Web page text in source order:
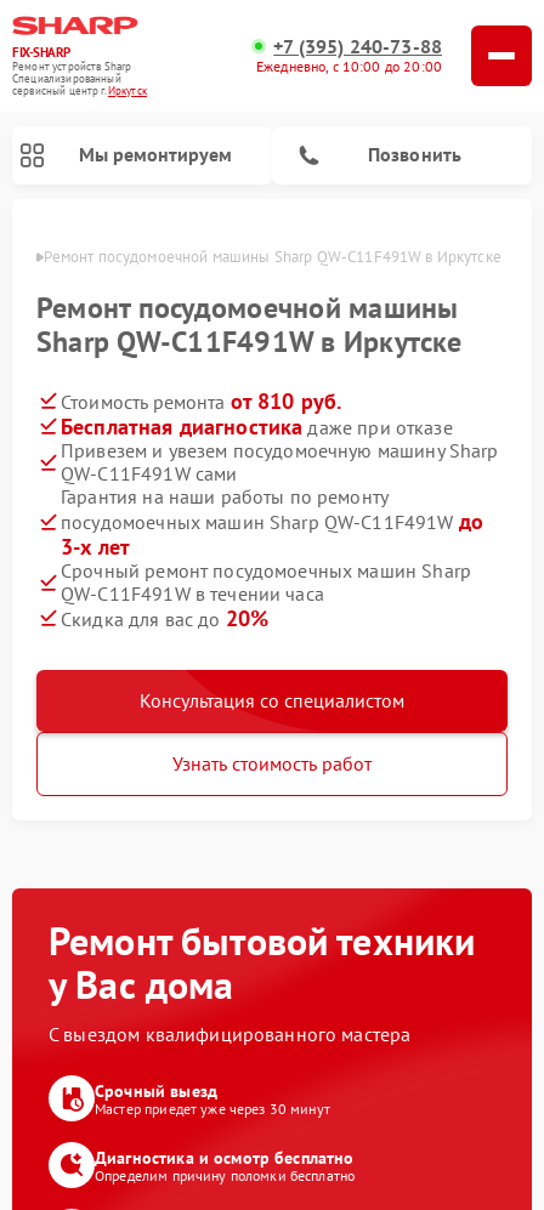
FIX-SHARP
Ремонт устройств Sharp
Специализированный
cервисный центр г.Иркутск
+7 (395) 240-73-88
Ежедневно, с 10:00 до 20:00
Мы ремонтируем Позвонить
Ремонт посудомоечной машины Sharp QW-C11F491W в Иркутске
Ремонт посудомоечной машины
Sharp QW-C11F491W в Иркутске
Стоимость ремонта от 810 руб.
Бесплатная диагностика даже при отказе
Привезем и увезем посудомоечную машину Sharp
QW-C11F491W сами
Гарантия на наши работы по ремонту
посудомоечных машин Sharp QW-C11F491W до
3-х лет
Срочный ремонт посудомоечных машин Sharp
QW-C11F491W в течении часа
Скидка для вас до 20%
Консультация со специалистом
Узнать стоимость работ
Ремонт бытовой техники
у Вас дома
С выездом квалифицированного мастера
Срочный выезд
Мастер приедет уже через 30 минут
Диагностика и осмотр бесплатно
Определим причину поломки бесплатно